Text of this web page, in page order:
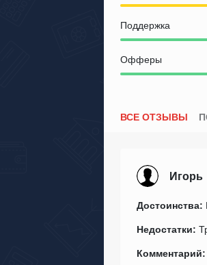
Поддержка
Офферы
ВСЕ ОТЗЫВЫ
Игорь
Достоинства:
Недостатки:
Комментарий: